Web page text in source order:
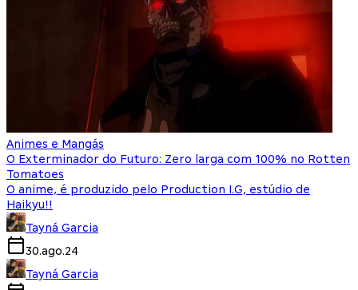
Animes e Mangás
O Exterminador do Futuro: Zero larga com 100% no Rotten
Tomatoes
O anime, é produzido pelo Production I.G, estúdio de
Haikyu!!
Tayná Garcia
30.ago.24
Tayná Garcia